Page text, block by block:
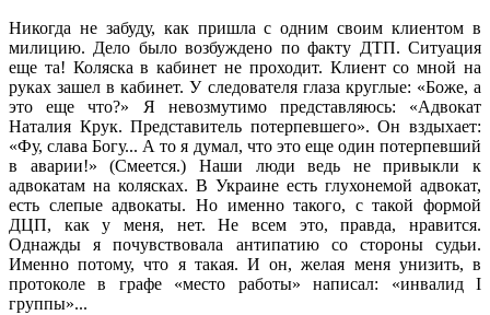
Никогда не забуду, как пришла с одним своим клиентом в
милицию. Дело было возбуждено по факту ДТП. Ситуация
еще та! Коляска в кабинет не проходит. Клиент со мной на
руках зашел в кабинет. У следователя глаза круглые: «Боже, а
это еще что?» Я невозмутимо представляюсь: «Адвокат
Наталия Крук. Представитель потерпевшего». Он вздыхает:
«Фу, слава Богу... А то я думал, что это еще один потерпевший
в аварии!» (Смеется.) Наши люди ведь не привыкли к
адвокатам на колясках. В Украине есть глухонемой адвокат,
есть слепые адвокаты. Но именно такого, с такой формой
ДЦП, как у меня, нет. Не всем это, правда, нравится.
Однажды я почувствовала антипатию со стороны судьи.
Именно потому, что я такая. И он, желая меня унизить, в
протоколе в графе «место работы» написал: «инвалид I
группы»...